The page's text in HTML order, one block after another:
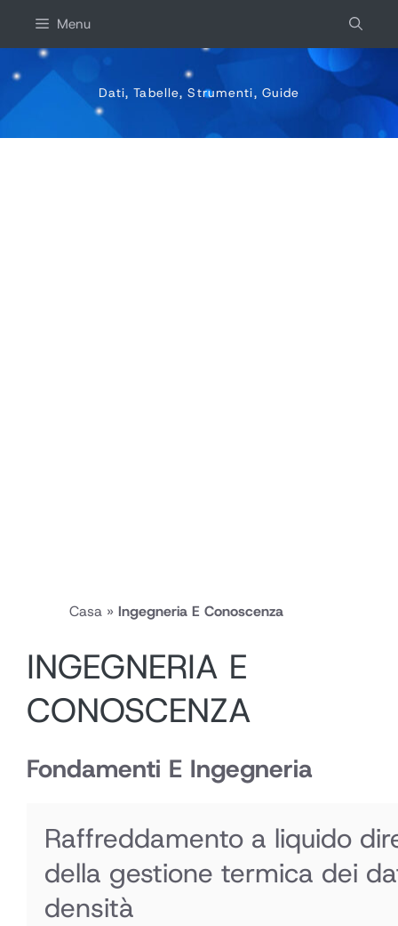
contenuto
Menu
Dati, Tabelle, Strumenti, Guide
Casa » Ingegneria E Conoscenza
INGEGNERIA E
CONOSCENZA
Fondamenti E Ingegneria
Raffreddamento a liquido
della gestione termica dei
densità